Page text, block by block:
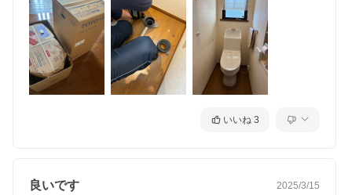
いいね 3
良いです 2025/3/15